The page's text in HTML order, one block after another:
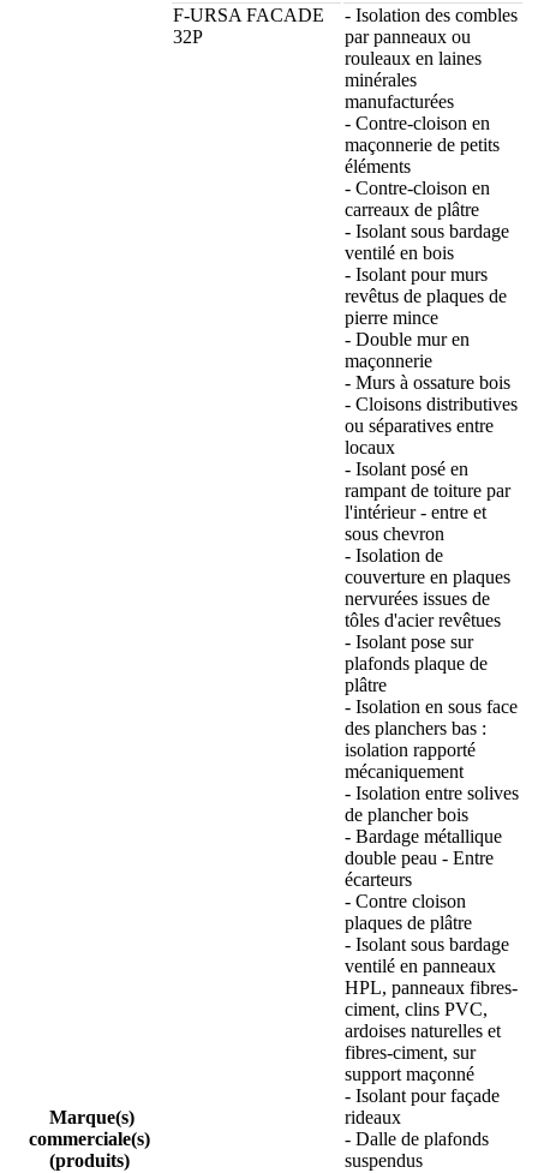
Marque(s)
commerciale(s)
(produits)
F-URSA FACADE
32P
- Isolation des combles
par panneaux ou
rouleaux en laines
minérales
manufacturées
- Contre-cloison en
maçonnerie de petits
éléments
- Contre-cloison en
carreaux de plâtre
- Isolant sous bardage
ventilé en bois
- Isolant pour murs
revêtus de plaques de
pierre mince
- Double mur en
maçonnerie
- Murs à ossature bois
- Cloisons distributives
ou séparatives entre
locaux
- Isolant posé en
rampant de toiture par
l'intérieur - entre et
sous chevron
- Isolation de
couverture en plaques
nervurées issues de
tôles d'acier revêtues
- Isolant pose sur
plafonds plaque de
plâtre
- Isolation en sous face
des planchers bas :
isolation rapporté
mécaniquement
- Isolation entre solives
de plancher bois
- Bardage métallique
double peau - Entre
écarteurs
- Contre cloison
plaques de plâtre
- Isolant sous bardage
ventilé en panneaux
HPL, panneaux fibres-
ciment, clins PVC,
ardoises naturelles et
fibres-ciment, sur
support maçonné
- Isolant pour façade
rideaux
- Dalle de plafonds
suspendus